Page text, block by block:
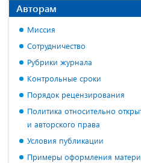
Авторам
Миссия
Сотрудничество
Рубрики журнала
Контрольные сроки
Порядок рецензирования
Политика относительно
и авторского права
Условия публикации
Примеры оформления